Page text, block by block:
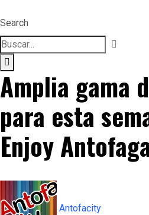
Search
Amplia gama
para esta
Enjoy
Antofacity